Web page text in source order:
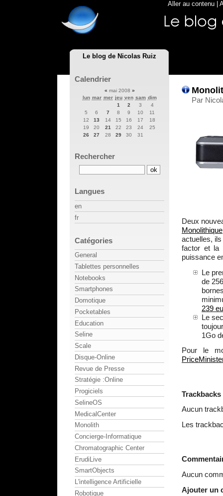
Le blog de Nicolas Ruiz
Aller au contenu
Par
Deux
Monolithique
actuelles,
factor et la
puissance
Le
de
239
Le
1Go
Pour le
Trackbacks
Aucun
Les
Aucun
Ajouter un
Calendrier
« mai 2008 »
lun mar mer jeu ven sam dim
1
2 3
4
5
6 7 8 9 10
11
12
13 14 15 16 17
18
19
20 21 22 23 24
25
26
27 28 29 30 31
Rechercher
Langues
en
fr
Catégories
General
Tablettes personnelles
Notebooks
Smartphones
Domotique
Pocketables
Education
Seline
Scale
Disque-Online
Revue de Presse
Stratégie :Online
Progiciels
SelineOS
MedicalCenter
Monolith
Concierge-Informatique
Chromatographic Center
ErudiLive
SmartObjects
L'intelligence Artificielle
Robotique